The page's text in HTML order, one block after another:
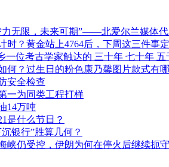
力无限，未来可期”——北爱尔兰媒体
时？黄金站上4764后，下周这三件事
一位考古学家触达的 三十年 七十年 五
何？过生日的粉色康乃馨图片款式有
安全检查
一为同类工程打样
14万吨
是什么节日？
银行”胜算几何？
峡仍受控，伊朗为何在停火后继续扼